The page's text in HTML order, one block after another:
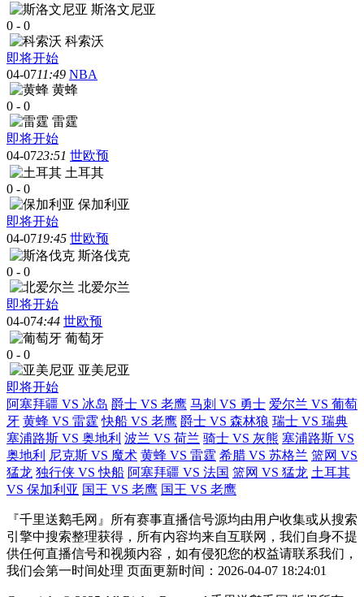
斯洛文尼亚
0 - 0
科索沃
即将开始
04-0711:49 NBA
黄蜂
0 - 0
雷霆
即将开始
04-0723:51 世欧预
土耳其
0 - 0
保加利亚
即将开始
04-0719:45 世欧预
斯洛伐克
0 - 0
北爱尔兰
即将开始
04-074:44 世欧预
葡萄牙
0 - 0
亚美尼亚
即将开始
阿塞拜疆 VS 冰岛 爵士 VS 老鹰 马刺 VS 勇士 爱尔兰 VS 葡萄
牙 黄蜂 VS 雷霆 快船 VS 老鹰 爵士 VS 森林狼 瑞士 VS 瑞典
塞浦路斯 VS 奥地利 波兰 VS 荷兰 骑士 VS 灰熊 塞浦路斯 VS
奥地利 尼克斯 VS 魔术 黄蜂 VS 雷霆 希腊 VS 苏格兰 篮网 VS
猛龙 独行侠 VS 快船 阿塞拜疆 VS 法国 篮网 VS 猛龙 土耳其
VS 保加利亚 国王 VS 老鹰 国王 VS 老鹰
『千里送鹅毛网』所有赛事直播信号源均由用户收集或从搜索
引擎中搜索整理获得，所有内容均来自互联网，我们自身不提
供任何直播信号和视频内容，如有侵犯您的权益请联系我们，
我们会第一时间处理 页面更新时间：2026-04-07 18:24:01